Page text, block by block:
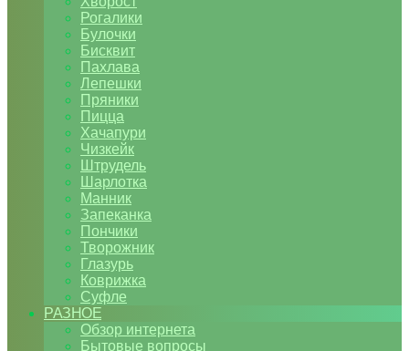
Рогалики
Булочки
Бисквит
Пахлава
Лепешки
Пряники
Пицца
Хачапури
Чизкейк
Штрудель
Шарлотка
Манник
Запеканка
Пончики
Творожник
Глазурь
Коврижка
Суфле
РАЗНОЕ
Обзор интернета
Бытовые вопросы